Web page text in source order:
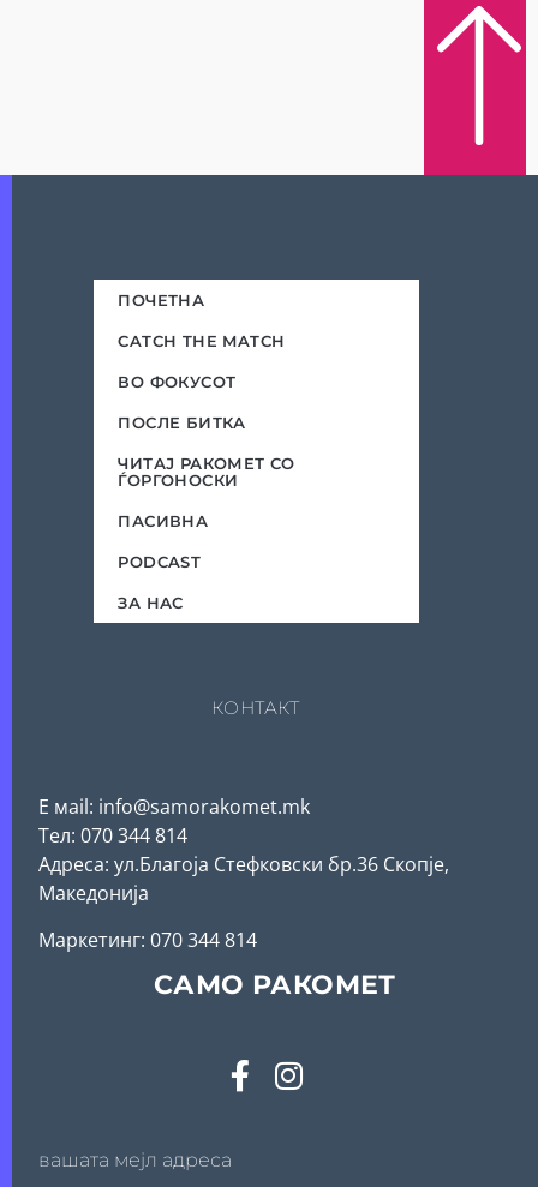
ПОЧЕТНА
CATCH THE MATCH
ВО ФОКУСОТ
ПОСЛЕ БИТКА
ЧИТАЈ РАКОМЕТ СО
ЃОРГОНОСКИ
ПАСИВНА
PODCAST
ЗА НАС
КОНТАКТ
Е мail: info@samorakomet.mk
Тел: 070 344 814
Адреса: ул.Благоја Стефковски бр.36 Скопје,
Македонија
Mаркетинг: 070 344 814
САМО РАКОМЕТ
вашата мејл адреса